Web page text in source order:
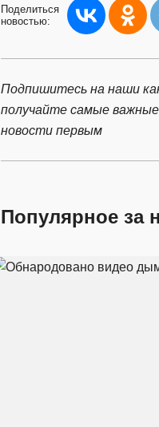
Поделиться
новостью:
Подпишитесь на наши
получайте самые
новости первым
Популярное за